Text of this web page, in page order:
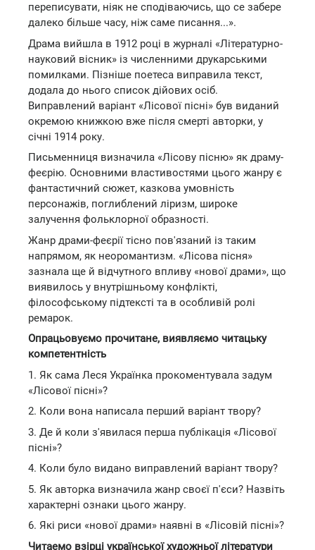
переписувати, ніяк не сподіваючись, що се забере
далеко більше часу, ніж саме писання...».
Драма вийшла в 1912 році в журналі «Літературно-
науковий вісник» із численними друкарськими
помилками. Пізніше поетеса виправила текст,
додала до нього список дійових осіб.
Виправлений варіант «Лісової пісні» був виданий
окремою книжкою вже після смерті авторки, у
січні 1914 року.
Письменниця визначила «Лісову пісню» як драму-
феєрію. Основними властивостями цього жанру є
фантастичний сюжет, казкова умовність
персонажів, поглиблений ліризм, широке
залучення фольклорної образності.
Жанр драми-феєрії тісно пов'язаний із таким
напрямом, як неоромантизм. «Лісова пісня»
зазнала ще й відчутного впливу «нової драми», що
виявилось у внутрішньому конфлікті,
філософському підтексті та в особливій ролі
ремарок.
Опрацьовуємо прочитане, виявляємо читацьку
компетентність
1. Як сама Леся Українка прокоментувала задум
«Лісової пісні»?
2. Коли вона написала перший варіант твору?
3. Де й коли з'явилася перша публікація «Лісової
пісні»?
4. Коли було видано виправлений варіант твору?
5. Як авторка визначила жанр своєї п'єси? Назвіть
характерні ознаки цього жанру.
6. Які риси «нової драми» наявні в «Лісовій пісні»?
Читаемо взірці української художньої літератури